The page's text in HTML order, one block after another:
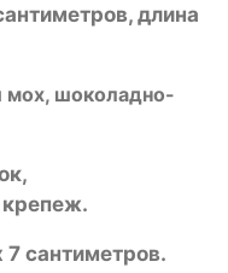
длина
мох, шоколадно-
7 сантиметров.